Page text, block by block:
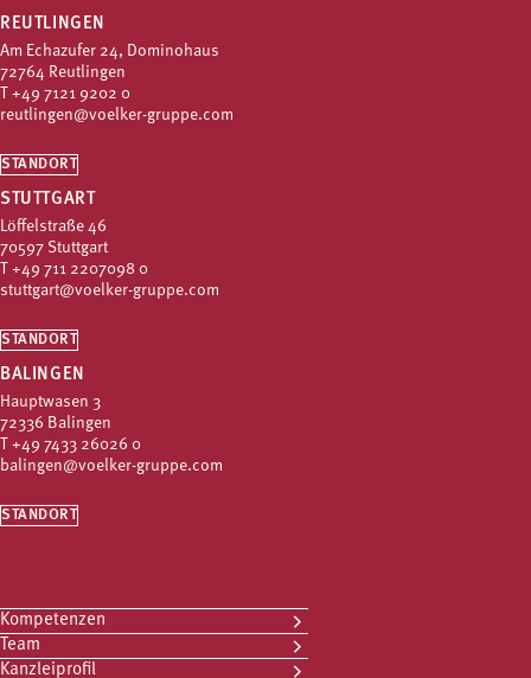
REUTLINGEN
Am Echazufer 24, Dominohaus
72764 Reutlingen
T +49 7121 9202 0
reutlingen@voelker-gruppe.com
STANDORT
STUTTGART
Löffelstraße 46
70597 Stuttgart
T +49 711 2207098 0
stuttgart@voelker-gruppe.com
STANDORT
BALINGEN
Hauptwasen 3
72336 Balingen
T +49 7433 26026 0
balingen@voelker-gruppe.com
STANDORT
Kompetenzen
Team
Kanzleiprofil